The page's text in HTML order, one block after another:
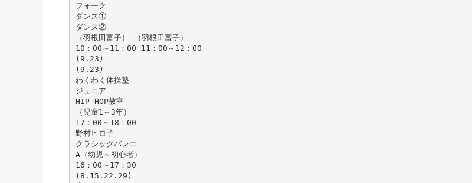
フォーク
ダンス①
ダンス②
（羽根田富子） （羽根田富子）
10：00～11：00 11：00～12：00
(9.23)
(9.23)
わくわく体操塾
ジュニア
HIP HOP教室
（児童1～3年）
17：00～18：00
野村ヒロ子
クラシックバレエ
A（幼児～初心者）
16：00～17：30
(8.15.22.29)